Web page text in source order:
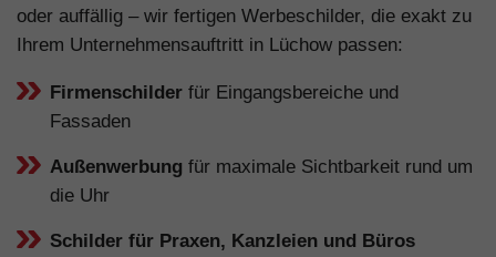
oder auffällig – wir fertigen Werbeschilder, die exakt zu
Ihrem Unternehmensauftritt in Lüchow passen:
Firmenschilder für Eingangsbereiche und
Fassaden
Außenwerbung für maximale Sichtbarkeit rund um
die Uhr
Schilder für Praxen, Kanzleien und Büros